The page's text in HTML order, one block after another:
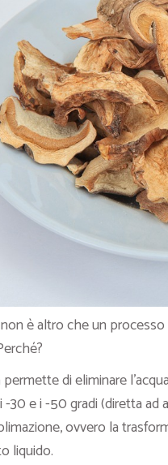
non è altro che un
di eliminare
30 e i -50 gradi (diretta ad
ovvero la
liquido.